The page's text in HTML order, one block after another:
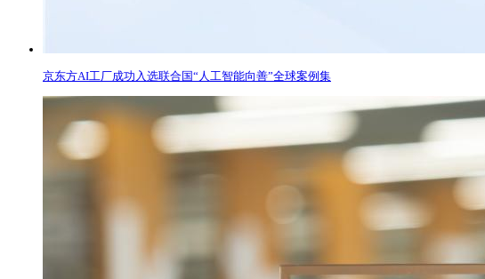
京东方AI工厂成功入选联合国“人工智能向善”全球案例集